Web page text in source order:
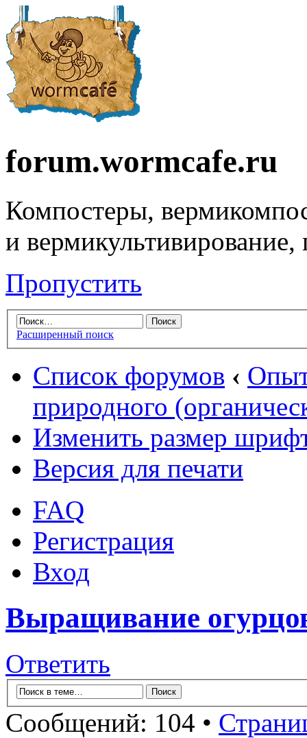
forum.wormcafe.ru
Компостеры,
и
Пропустить
Расширенный поиск
Список форумов ‹
природного
Изменить размер
Версия для печати
FAQ
Регистрация
Вход
Выращивание
Ответить
Сообщений: 104 •